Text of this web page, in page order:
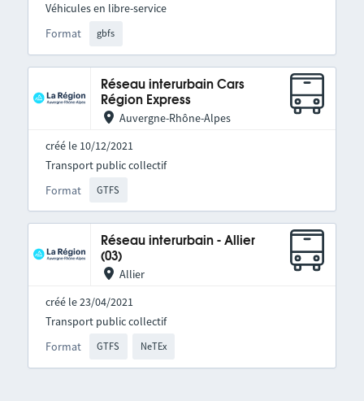
Format gbfs
Véhicules en libre-service
Réseau interurbain Cars
Région Express
Auvergne-Rhône-Alpes
créé le 10/12/2021
Format GTFS
Transport public collectif
Réseau interurbain - Allier
(03)
Allier
créé le 23/04/2021
Format GTFS NeTEx
Transport public collectif